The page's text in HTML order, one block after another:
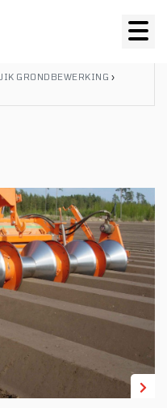
GRONDBEWERKING ›